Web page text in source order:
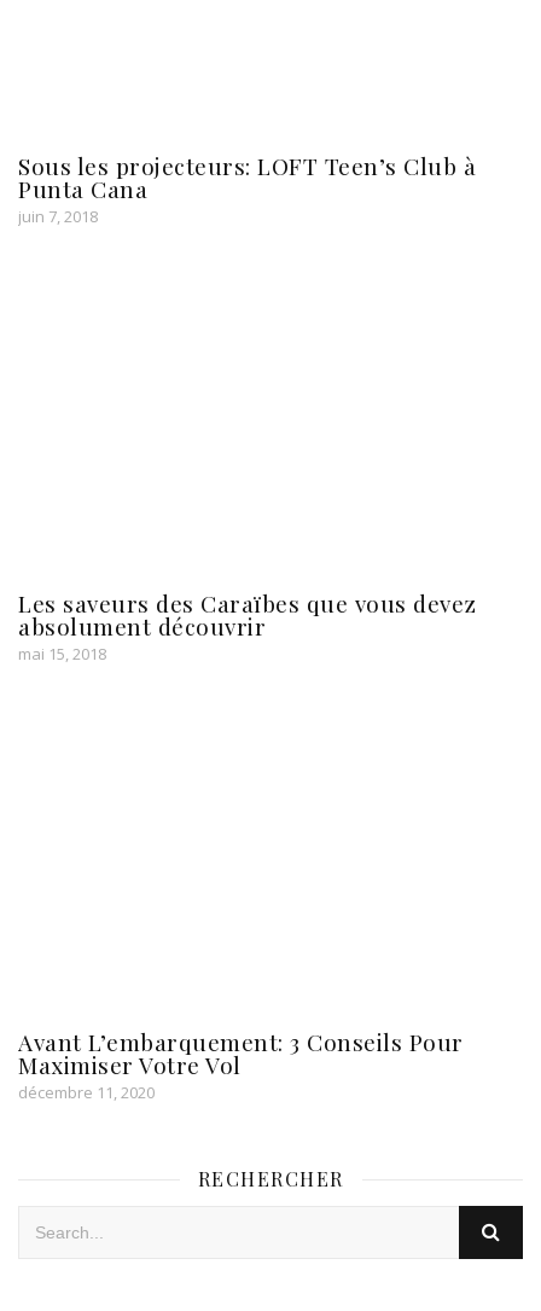
Sous les projecteurs: LOFT Teen’s Club à
Punta Cana
juin 7, 2018
Les saveurs des Caraïbes que vous devez
absolument découvrir
mai 15, 2018
Avant L’embarquement: 3 Conseils Pour
Maximiser Votre Vol
décembre 11, 2020
RECHERCHER